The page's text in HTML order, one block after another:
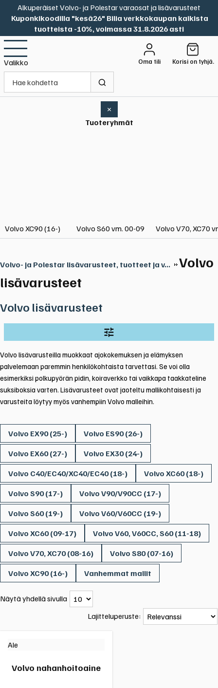
Alkuperäiset Volvo- ja Polestar varaosat ja lisävarusteet
Kuponkikoodilla "kesä26" Bilia verkkokaupan kaikista
tuotteista -10%, voimassa 31.8.2026 asti
Valikko Oma tili Korisi on tyhjä.
×
Tuoteryhmät
Volvo XC90 (16-) Volvo S60 vm. 00-09 Volvo V70, XC70
Volvo- ja Polestar lisävarusteet, tuotteet ja v...
Volvo
lisävarusteet
Volvo lisävarusteet
Volvo lisävarusteilla muokkaat ajokokemuksen ja elämyksen
palvelemaan paremmin henkilökohtaista tarvettasi. Se voi olla
esimerkiksi polkupyörän pidin, koiraverkko tai vaikkapa taakkateline
suksiboksia varten. Lisävarusteet ovat jaoteltu mallikohtaisesti ja
varusteita löytyy myös vanhempiin Volvo malleihin.
Volvo EX90 (25-) Volvo ES90 (26-)
Volvo EX60 (27-) Volvo EX30 (24-)
Volvo C40/EC40/XC40/EC40 (18-) Volvo XC60 (18-)
Volvo S90 (17-) Volvo V90/V90CC (17-)
Volvo S60 (19-) Volvo V60/V60CC (19-)
Volvo XC60 (09-17) Volvo V60, V60CC, S60 (11-18)
Volvo V70, XC70 (08-16) Volvo S80 (07-16)
Volvo XC90 (16-) Vanhemmat mallit
Näytä yhdellä sivulla
Lajitteluperuste:
Ale
Volvo nahanhoitoaine